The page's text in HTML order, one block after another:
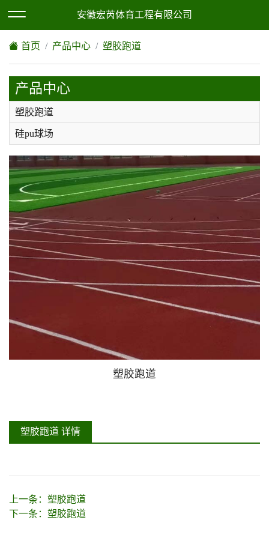
欢迎访问安徽宏芮体育工程有限公司网站！
安徽宏芮体育工程有限公司
首页 产品中心 塑胶跑道
产品中心
塑胶跑道
硅pu球场
epdm塑胶地坪
人造草坪
环氧地坪
丙烯酸
pvc塑胶地板，地胶
塑胶跑道
塑胶跑道 详情
上一条： 塑胶跑道
下一条： 塑胶跑道